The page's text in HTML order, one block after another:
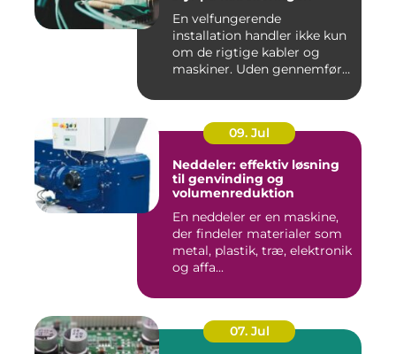
En velfungerende
installation handler ikke kun
om de rigtige kabler og
maskiner. Uden gennemført
09. Jul
Neddeler: effektiv løsning
til genvinding og
volumenreduktion
En neddeler er en maskine,
der findeler materialer som
metal, plastik, træ, elektronik
og affa...
07. Jul